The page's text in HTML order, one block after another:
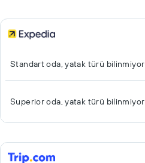
Standart oda, yatak türü bilinmiyor
Superior oda, yatak türü bilinmiyor